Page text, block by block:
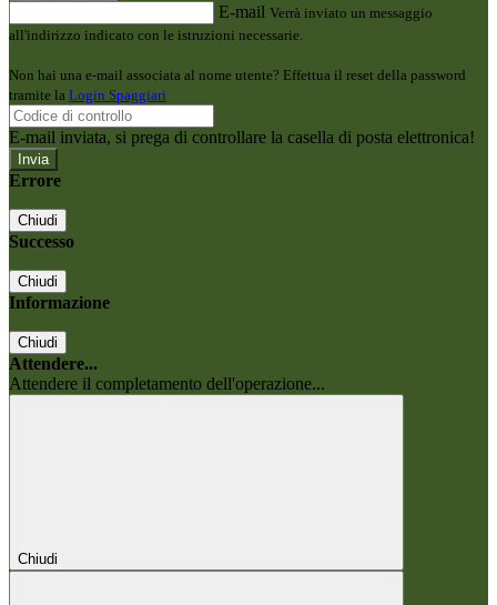
E-mail Verrà inviato un messaggio
all'indirizzo indicato con le istruzioni necessarie.
Non hai una e-mail associata al nome utente? Effettua il reset della password
tramite la Login Spaggiari
E-mail inviata, si prega di controllare la casella di posta elettronica!
Errore
Chiudi
Successo
Chiudi
Informazione
Chiudi
Attendere...
Attendere il completamento dell'operazione...
Chiudi